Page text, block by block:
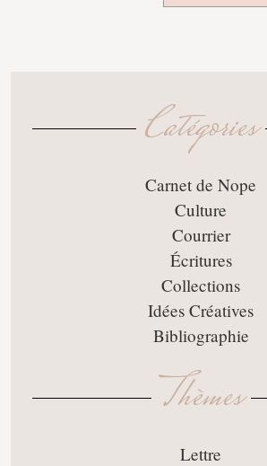
Catégories
Carnet de Nope
Culture
Courrier
Écritures
Collections
Idées Créatives
Bibliographie
Thèmes
Lettre